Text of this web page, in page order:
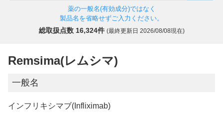
薬の一般名(有効成分)ではなく
製品名を省略せずご入力ください。
総取扱点数 16,324件 (最終更新日 2026/08/08現在)
Remsima(レムシマ)
一般名
インフリキシマブ(Infliximab)